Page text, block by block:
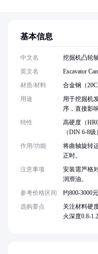
基本信息
中文名
挖掘机凸轮
英文名
Excavator
材质/材料
合金钢（
用途
用于挖掘机
序，直接影
特性
高硬度（
（DIN 6-8
作用/功能
将曲轴旋转
正时。
注意事项
安装需严格
润滑油。
参考价格区间
约800-3000
选购要点
关注材料硬
火深度0.8-